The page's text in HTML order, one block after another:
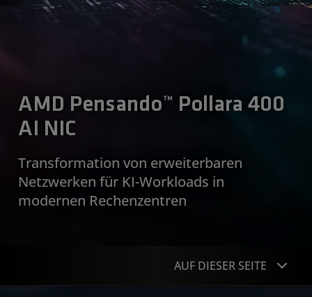
AMD Pensando™ Pollara 400
AI NIC
Transformation von erweiterbaren
Netzwerken für KI-Workloads in
modernen Rechenzentren
AUF DIESER SEITE